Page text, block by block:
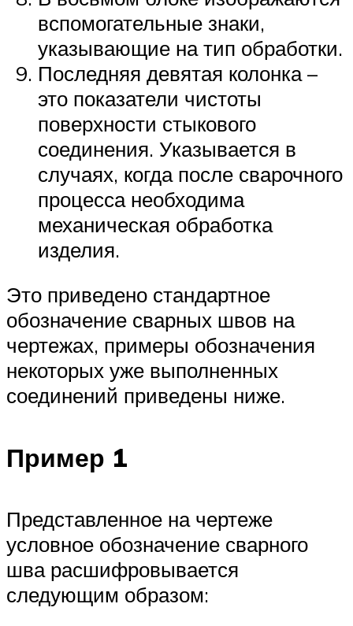
вспомогательные знаки,
указывающие на тип обработки.
Последняя девятая колонка –
это показатели чистоты
поверхности стыкового
соединения. Указывается в
случаях, когда после сварочного
процесса необходима
механическая обработка
изделия.
Это приведено стандартное
обозначение сварных швов на
чертежах, примеры обозначения
некоторых уже выполненных
соединений приведены ниже.
Пример 1
Представленное на чертеже
условное обозначение сварного
шва расшифровывается
следующим образом: